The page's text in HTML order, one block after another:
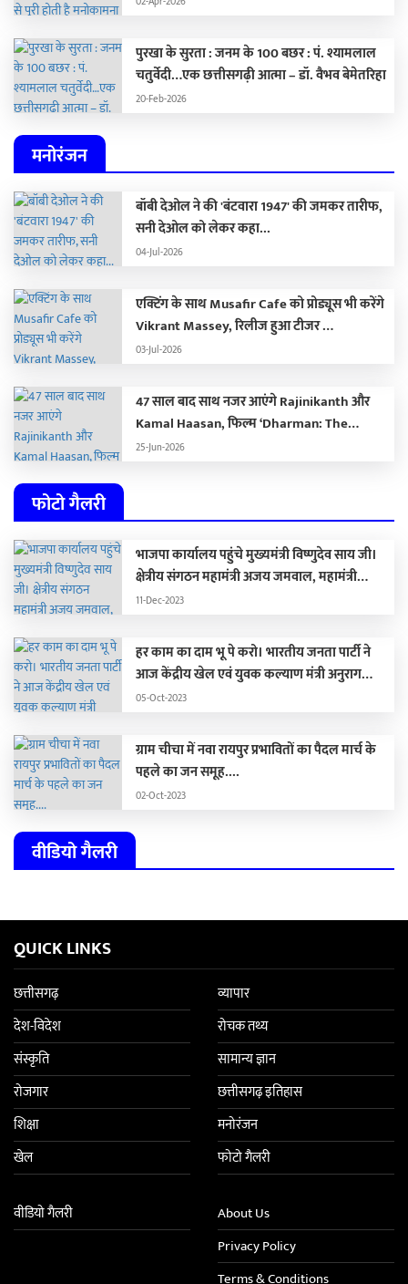
पुरखा के सुरता : जनम के 100 बछर : पं. श्यामलाल
चतुर्वेदी…एक छत्तीसगढ़ी आत्मा – डॉ. वैभव बेमेतरिहा
20-Feb-2026
मनोरंजन
बॉबी देओल ने की 'बंटवारा 1947' की जमकर तारीफ,
सनी देओल को लेकर कहा...
04-Jul-2026
एक्टिंग के साथ Musafir Cafe को प्रोड्यूस भी करेंगे
Vikrant Massey, रिलीज हुआ टीजर …
03-Jul-2026
47 साल बाद साथ नजर आएंगे Rajinikanth और
Kamal Haasan, फिल्म ‘Dharman: The
Deadly Doctor’ से सामने आया खौफनाक फर्स्ट
25-Jun-2026
फोटो गैलरी
भाजपा कार्यालय पहुंचे मुख्यमंत्री विष्णुदेव साय जी।
क्षेत्रीय संगठन महामंत्री अजय जमवाल, महामंत्री
संगठन पवन साय जी पूर्व मंत्री संगठन रामप्रताप जी से
11-Dec-2023
हर काम का दाम भू पे करो। भारतीय जनता पार्टी ने
आज केंद्रीय खेल एवं युवक कल्याण मंत्री अनुराग
ठाकुर की पत्रवार्ता में भ्रष्टाचार स्कैनर लॉन्च किया। इस
बीजेपी जन-जन तक पहुंचाएगी।
05-Oct-2023
ग्राम चीचा में नवा रायपुर प्रभावितों का पैदल मार्च के
पहले का जन समूह....
02-Oct-2023
वीडियो गैलरी
QUICK LINKS
छत्तीसगढ़
देश-विदेश
संस्कृति
रोजगार
शिक्षा
खेल
व्यापार
रोचक तथ्य
सामान्य ज्ञान
छत्तीसगढ़ इतिहास
मनोरंजन
फोटो गैलरी
वीडियो गैलरी
About Us
Privacy Policy
Terms & Conditions